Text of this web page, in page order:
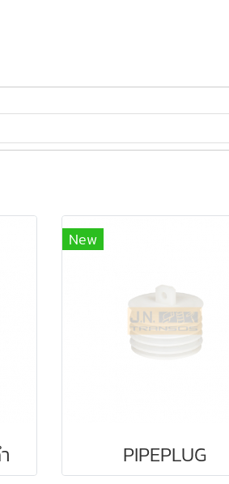
New
PIPEPLUG